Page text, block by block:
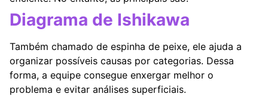
Diagrama de Ishikawa
Também chamado de espinha de peixe, ele ajuda a
organizar possíveis causas por categorias. Dessa
forma, a equipe consegue enxergar melhor o
problema e evitar análises superficiais.